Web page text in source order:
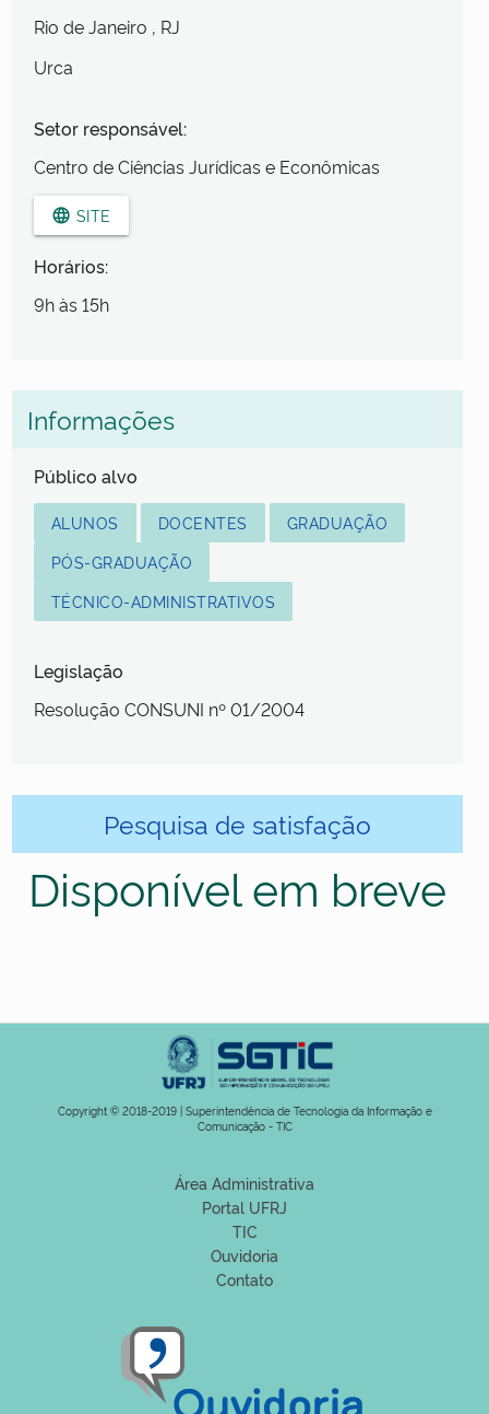
Rio de Janeiro , RJ
Urca
Setor responsável:
Centro de Ciências Jurídicas e Econômicas
language SITE
Horários:
9h às 15h
Informações
Público alvo
ALUNOS DOCENTES
GRADUAÇÃO
PÓS-GRADUAÇÃO
TÉCNICO-ADMINISTRATIVOS
Legislação
Resolução CONSUNI nº 01/2004
Pesquisa de satisfação
Disponível em breve
Copyright © 2018-2019 | Superintendência de Tecnologia da Informação e
Comunicação - TIC
Área Administrativa
Portal UFRJ
TIC
Ouvidoria
Contato